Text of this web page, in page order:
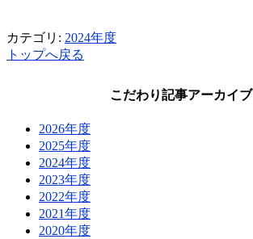
カテゴリ: 2024年度
トップへ戻る
こだわり記事アーカイブ
2026年度
2025年度
2024年度
2023年度
2022年度
2021年度
2020年度